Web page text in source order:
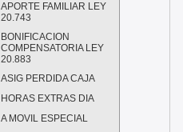
APORTE FAMILIAR LEY
20.743
BONIFICACION
COMPENSATORIA LEY
20.883
ASIG PERDIDA CAJA
HORAS EXTRAS DIA
A MOVIL ESPECIAL